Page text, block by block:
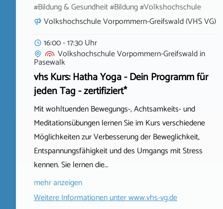
#Bildung & Gesundheit #Bildung #Volkshochschule
Volkshochschule Vorpommern-Greifswald (VHS VG)
16:00 - 17:30 Uhr
Volkshochschule Vorpommern-Greifswaldin
Pasewalk
vhs Kurs: Hatha Yoga - Dein Programm für
jeden Tag - zertifiziert*
Mit wohltuenden Bewegungs-, Achtsamkeits- und
Meditationsübungen lernen Sie im Kurs verschiedene
Möglichkeiten zur Verbesserung der Beweglichkeit,
Entspannungsfähigkeit und des Umgangs mit Stress
kennen. Sie lernen die…
mehr anzeigen
Weitere Informationen unterwww.vhs-vg.de